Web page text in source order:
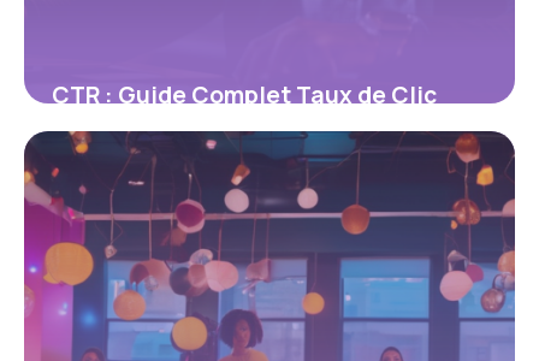
CTR : Guide Complet Taux de Clic
2026
5 mai 2026